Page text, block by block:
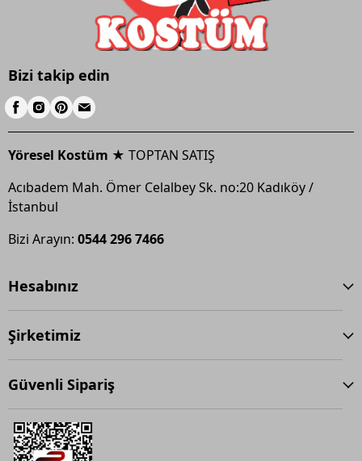
Bizi takip edin
Yöresel Kostüm ★ TOPTAN SATIŞ
Acıbadem Mah. Ömer Celalbey Sk. no:20 Kadıköy /
İstanbul
Bizi Arayın: 0544 296 7466
Hesabınız
Şirketimiz
Güvenli Sipariş